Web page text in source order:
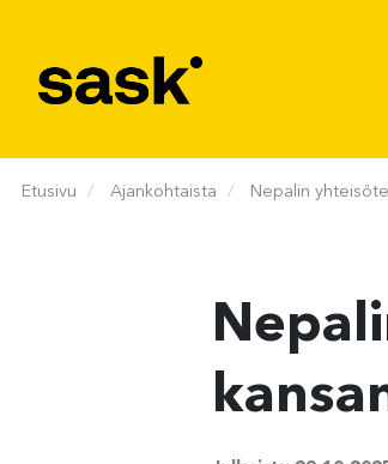
Etusivu Ajankohtaista Nepalin